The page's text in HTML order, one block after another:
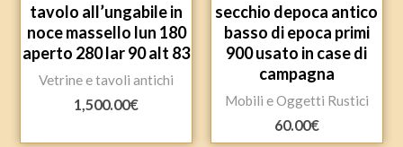
tavolo all’ungabile in
noce massello lun 180
aperto 280 lar 90 alt 83
Vetrine e tavoli antichi
1,500.00€
secchio depoca antico
basso di epoca primi
900 usato in case di
campagna
Mobili e Oggetti Rustici
60.00€